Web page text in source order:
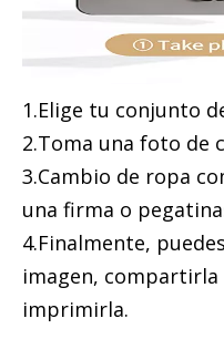
1.Elige tu conjunto
2.Toma una foto de
3.Cambio de ropa
una firma o
4.Finalmente,
imagen, compartirla
imprimirla.